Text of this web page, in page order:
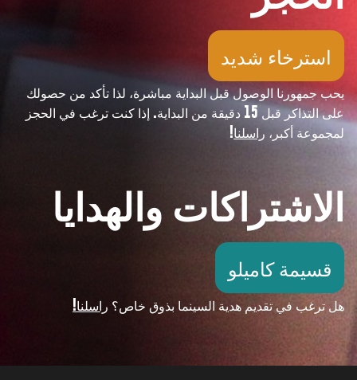
استرخاء شديد
يحب جمهورنا الوصول قبل البداية مباشرة، لذا تأكد من حصولك
على التذاكر قبل 15 دقيقة من البداية. إذا كنت ترغب في الحجز
لمجموعة أكبر، راسلنا!
الاشتراكات والهدايا
قسيمة كاميلو
هل ترغب في تقديم هدية السينما بذوق خاص؟ راسلنا!